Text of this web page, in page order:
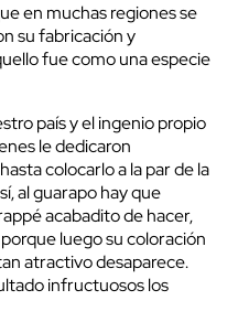
en muchas regiones se
su fabricación y
fue como una especie
país y el ingenio propio
le dedicaron
colocarlo a la par de la
al guarapo hay que
acabadito de hacer,
luego su coloración
atractivo desaparece.
infructuosos los